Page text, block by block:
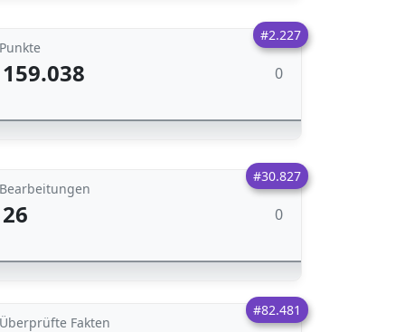
#2.227
Punkte
159.038 0
#30.827
Bearbeitungen
26 0
#82.481
Überprüfte Fakten